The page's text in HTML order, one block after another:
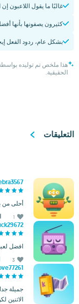
غالبًا ما يقول اللاعبون
كثيرون يصفونها بأنها
بشكل عام، ردود الفعل
هذا ملخص تم توليده
الحقيقية.
التعليقات
أحلى من
1
افضل
3
جميلة
الاثنين